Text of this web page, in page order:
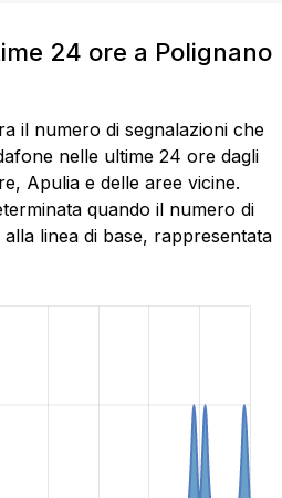
24 ore a Polignano
il numero di segnalazioni che
nelle ultime 24 ore dagli
Apulia e delle aree vicine.
quando il numero di
linea di base, rappresentata